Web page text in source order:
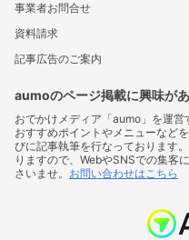
事業者お問合せ
資料請求
記事広告のご案内
aumoのページ掲載に興味が
おでかけメディア「aumo」を運
おすすめポイントやメニューなど
びに記事執筆を行なっております
りますので、WebやSNSでの集客
さいませ。 お問い合わせはこちら